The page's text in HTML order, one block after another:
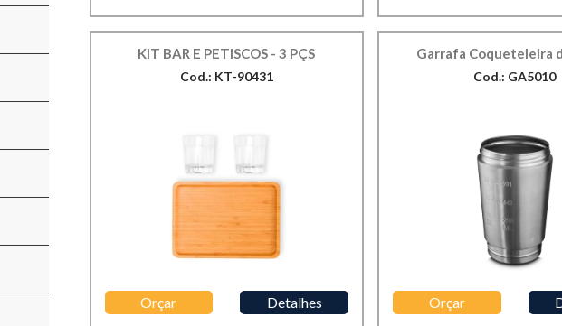
KIT BAR E PETISCOS - 3 PÇS
Cod.: KT-90431
Orçar Detalhes
Garrafa Coqueteleira
Cod.: GA5010
Orçar